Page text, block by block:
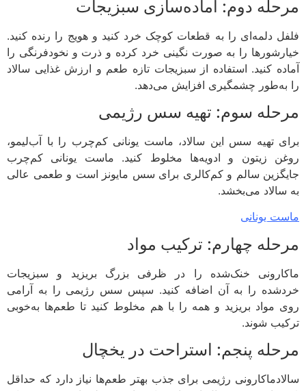
دوم: آماده‌سازی سبزیجات
دلمه‌ای را به قطعات کوچک خرد کنید و هویج را رنده کنید.
را به صورت نگینی خرد کرده و ذرت و نخودفرنگی را
کنید. استفاده از سبزیجات تازه طعم و ارزش غذایی سالاد
چشمگیری افزایش می‌دهد.
سوم: تهیه سس رژیمی
تهیه سس این سالاد، ماست یونانی کم‌چرب را با آب‌لیمو،
زیتون و ادویه‌ها مخلوط کنید. ماست یونانی کم‌چرب
سالم و کم‌کالری برای سس مایونز است و طعمی عالی
می‌بخشد.
یونانی
چهارم: ترکیب مواد
خنک‌شده را در ظرفی بزرگ بریزید و سبزیجات
را به آن اضافه کنید. سپس سس رژیمی را به آرامی
مواد بریزید و همه را با هم مخلوط کنید تا طعم‌ها به‌خوبی
شوند.
پنجم: استراحت در یخچال
رژیمی برای جذب بهتر طعم‌ها نیاز دارد که حداقل